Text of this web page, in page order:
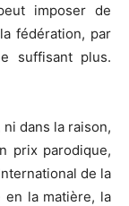
imposer de
fédération, par
suffisant plus.
dans la raison,
prix parodique,
de la
en la matière, la